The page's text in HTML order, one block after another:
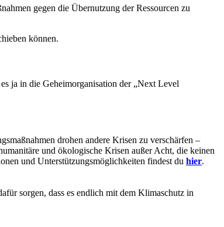
gegen die Übernutzung der Ressourcen zu
können.
ja in die Geheimorganisation der „Next Level
drohen andere Krisen zu verschärfen –
und ökologische Krisen außer Acht, die keinen
und Unterstützungsmöglichkeiten findest du hier.
sorgen, dass es endlich mit dem Klimaschutz in